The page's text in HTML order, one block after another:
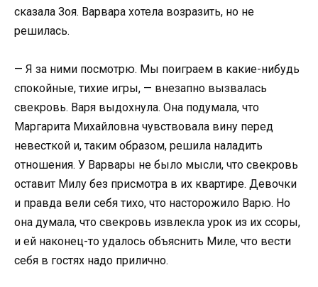
сказала Зоя. Варвара хотела возразить, но не
решилась.
— Я за ними посмотрю. Мы поиграем в какие-нибудь
спокойные, тихие игры, — внезапно вызвалась
свекровь. Варя выдохнула. Она подумала, что
Маргарита Михайловна чувствовала вину перед
невесткой и, таким образом, решила наладить
отношения. У Варвары не было мысли, что свекровь
оставит Милу без присмотра в их квартире. Девочки
и правда вели себя тихо, что насторожило Варю. Но
она думала, что свекровь извлекла урок из их ссоры,
и ей наконец-то удалось объяснить Миле, что вести
себя в гостях надо прилично.